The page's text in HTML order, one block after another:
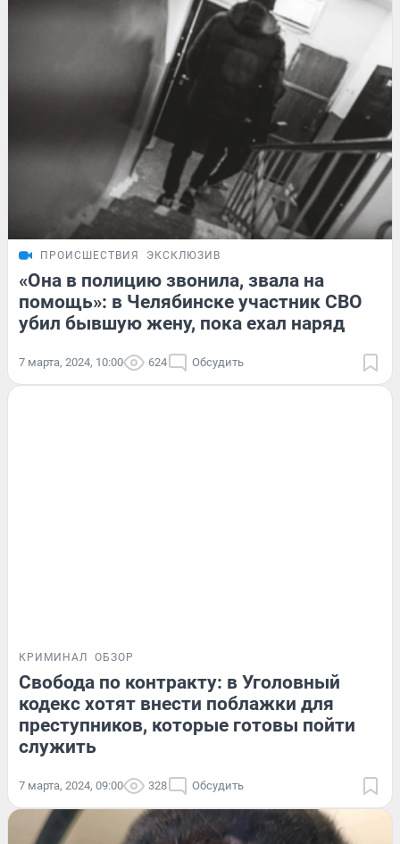
ПРОИСШЕСТВИЯ ЭКСКЛЮЗИВ
«Она в полицию звонила, звала на
помощь»: в Челябинске участник СВО
убил бывшую жену, пока ехал наряд
7 марта, 2024, 10:00 624 Обсудить
КРИМИНАЛ ОБЗОР
Свобода по контракту: в Уголовный
кодекс хотят внести поблажки для
преступников, которые готовы пойти
служить
7 марта, 2024, 09:00 328 Обсудить